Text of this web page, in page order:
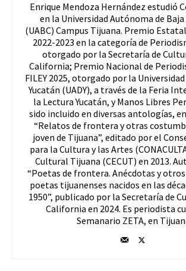
Enrique Mendoza Hernández estudió
en la Universidad Autónoma de
(UABC) Campus Tijuana. Premio
2022-2023 en la categoría de
otorgado por la Secretaría de
California; Premio Nacional de
FILEY 2025, otorgado por la
Yucatán (UADY), a través de la Feria
la Lectura Yucatán, y Manos Libres
sido incluido en diversas antologías,
“Relatos de frontera y otras
joven de Tijuana”, editado por el
para la Cultura y las Artes
Cultural Tijuana (CECUT) en 2013.
“Poetas de frontera. Anécdotas y
poetas tijuanenses nacidos en las
1950”, publicado por la Secretaría de
California en 2024. Es periodista
Semanario ZETA, en